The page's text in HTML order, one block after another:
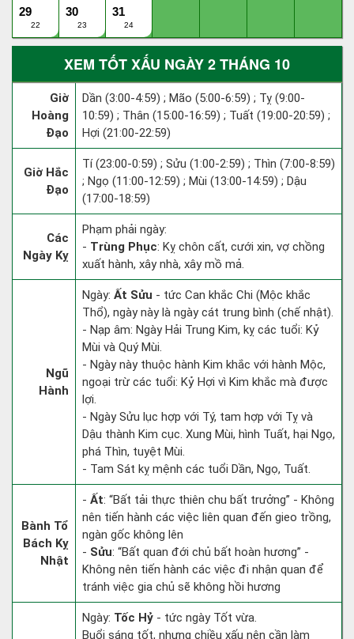
29
22
30
23
31
24
XEM TỐT XẤU NGÀY 2 THÁNG 10
Giờ
Hoàng
Đạo
Dần (3:00-4:59) ; Mão (5:00-6:59) ; Tỵ (9:00-
10:59) ; Thân (15:00-16:59) ; Tuất (19:00-20:59) ;
Hợi (21:00-22:59)
Giờ Hắc
Đạo
Tí (23:00-0:59) ; Sửu (1:00-2:59) ; Thìn (7:00-8:59)
; Ngọ (11:00-12:59) ; Mùi (13:00-14:59) ; Dậu
(17:00-18:59)
Các
Ngày Kỵ
Phạm phải ngày:
- Trùng Phục: Kỵ chôn cất, cưới xin, vợ chồng
xuất hành, xây nhà, xây mồ mả.
Ngũ
Hành
Ngày: Ất Sửu - tức Can khắc Chi (Mộc khắc
Thổ), ngày này là ngày cát trung bình (chế nhật).
- Nạp âm: Ngày Hải Trung Kim, kỵ các tuổi: Kỷ
Mùi và Quý Mùi.
- Ngày này thuộc hành Kim khắc với hành Mộc,
ngoại trừ các tuổi: Kỷ Hợi vì Kim khắc mà được
lợi.
- Ngày Sửu lục hợp với Tý, tam hợp với Tỵ và
Dậu thành Kim cục. Xung Mùi, hình Tuất, hại Ngọ,
phá Thìn, tuyệt Mùi.
- Tam Sát kỵ mệnh các tuổi Dần, Ngọ, Tuất.
Bành Tổ
Bách Kỵ
Nhật
- Ất: “Bất tải thực thiên chu bất trưởng” - Không
nên tiến hành các việc liên quan đến gieo trồng,
ngàn gốc không lên
- Sửu: “Bất quan đới chủ bất hoàn hương” -
Không nên tiến hành các việc đi nhận quan để
tránh việc gia chủ sẽ không hồi hương
Ngày: Tốc Hỷ - tức ngày Tốt vừa.
Buổi sáng tốt, nhưng chiều xấu nên cần làm